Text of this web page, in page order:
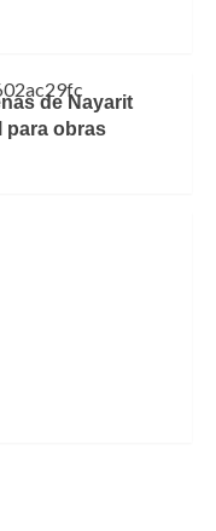
de Nayarit
para obras